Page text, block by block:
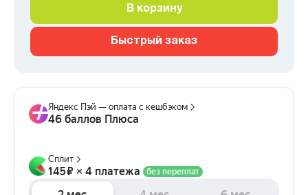
В корзину
Быстрый заказ